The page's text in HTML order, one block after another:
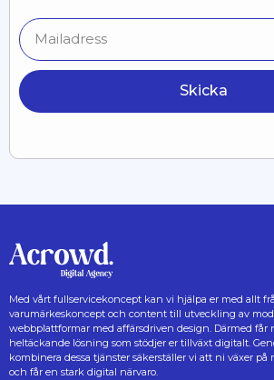
Skicka
Med vårt fullservicekoncept kan vi hjälpa er med allt
varumärkeskoncept och content till utveckling av
webbplattformar med affärsdriven design. Därmed får
heltäckande lösning som stödjer er tillväxt digitalt.
kombinera dessa tjänster säkerställer vi att ni växer på
och får en stark digital närvaro.